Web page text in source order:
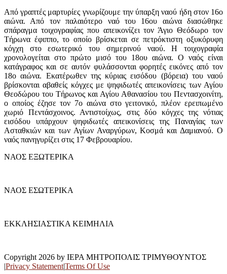
Από γραπτές μαρτυρίες γνωρίζουμε την ύπαρξη ναού ήδη στον 16ο
αιώνα. Από τον παλαιότερο ναό του 16ου αιώνα διασώθηκε
σπάραγμα τοιχογραφίας που απεικονίζει τον Άγιο Θεόδωρο τον
Τήρωνα έφιππο, το οποίο βρίσκεται σε πετρόκτιστη οξυκόρυφη
κόγχη στο εσωτερικό του σημερινού ναού. Η τοιχογραφία
χρονολογείται στο πρώτο μισό του 18ου αιώνα. Ο ναός είναι
κατάγραφος και σε αυτόν φυλάσσονται φορητές εικόνες από τον
18ο αιώνα. Εκατέρωθεν της κύριας εισόδου (βόρεια) του ναού
βρίσκονται αβαθείς κόγχες με ψηφιδωτές απεικονίσεις των Αγίου
Θεοδώρου του Τήρωνος και Αγίου Αθανασίου του Πεντασχοινίτη,
ο οποίος έζησε τον 7ο αιώνα στο γειτονικό, πλέον ερειπωμένο
χωριό Πεντάσχοινος. Αντιστοίχως, στις δύο κόγχες της νότιας
εισόδου υπάρχουν ψηφιδωτές απεικονίσεις της Παναγίας των
Ασταθκιών και των Αγίων Αναργύρων, Κοσμά και Δαμιανού. Ο
ναός πανηγυρίζει στις 17 Φεβρουαρίου.
ΝΑΟΣ ΕΞΩΤΕΡΙΚΑ
ΝΑΟΣ ΕΣΩΤΕΡΙΚΑ
ΕΚΚΛΗΣΙΑΣΤΙΚΑ ΚΕΙΜΗΛΙΑ
Copyright 2026 by ΙΕΡΑ ΜΗΤΡΟΠΟΛΙΣ ΤΡΙΜΥΘΟΥΝΤΟΣ
|Privacy Statement|Terms Of Use